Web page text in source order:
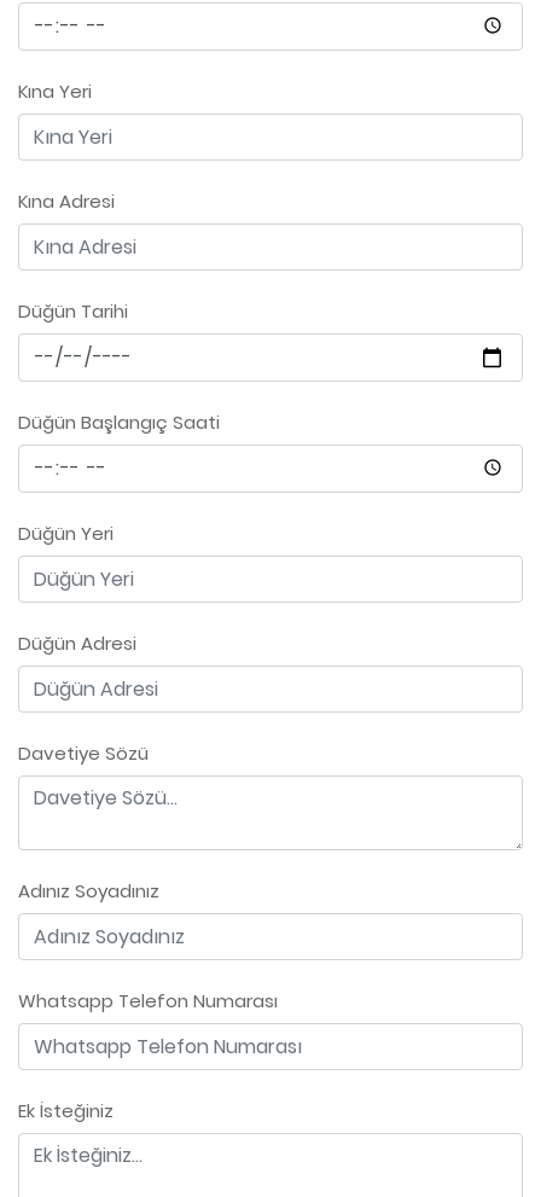
Kına Yeri
Kına Adresi
Düğün Tarihi
Düğün Başlangıç Saati
Düğün Yeri
Düğün Adresi
Davetiye Sözü
Adınız Soyadınız
Whatsapp Telefon Numarası
Ek İsteğiniz